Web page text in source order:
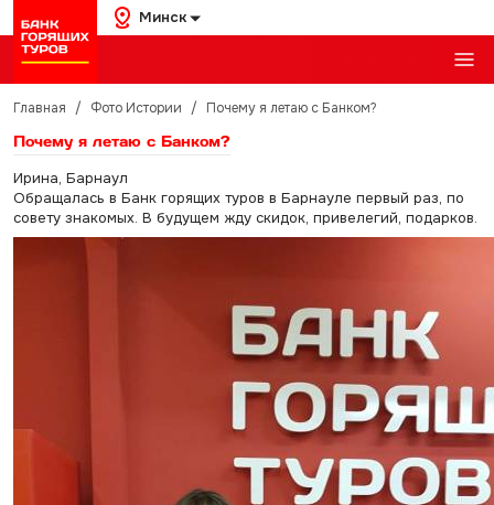
Минск
Главная / Фото Истории / Почему я летаю с Банком?
Почему я летаю с Банком?
Ирина, Барнаул
Обращалась в Банк горящих туров в Барнауле первый раз, по
совету знакомых. В будущем жду скидок, привелегий, подарков.